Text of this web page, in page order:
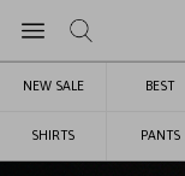
NEW SALE BEST
SHIRTS PANTS